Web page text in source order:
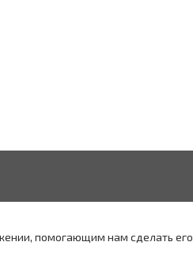
помогающим нам сделать его